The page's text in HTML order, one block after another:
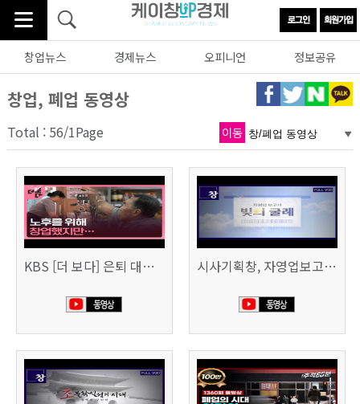
창업뉴스 경제뉴스 오피니언 정보공유
창업, 폐업 동영상
Total : 56/1Page 이동
KBS [더 보다] 은퇴 대신 폐업 시사기획창, 자영업보고서 빚의 굴레 507회 (KBS 25.6.10)